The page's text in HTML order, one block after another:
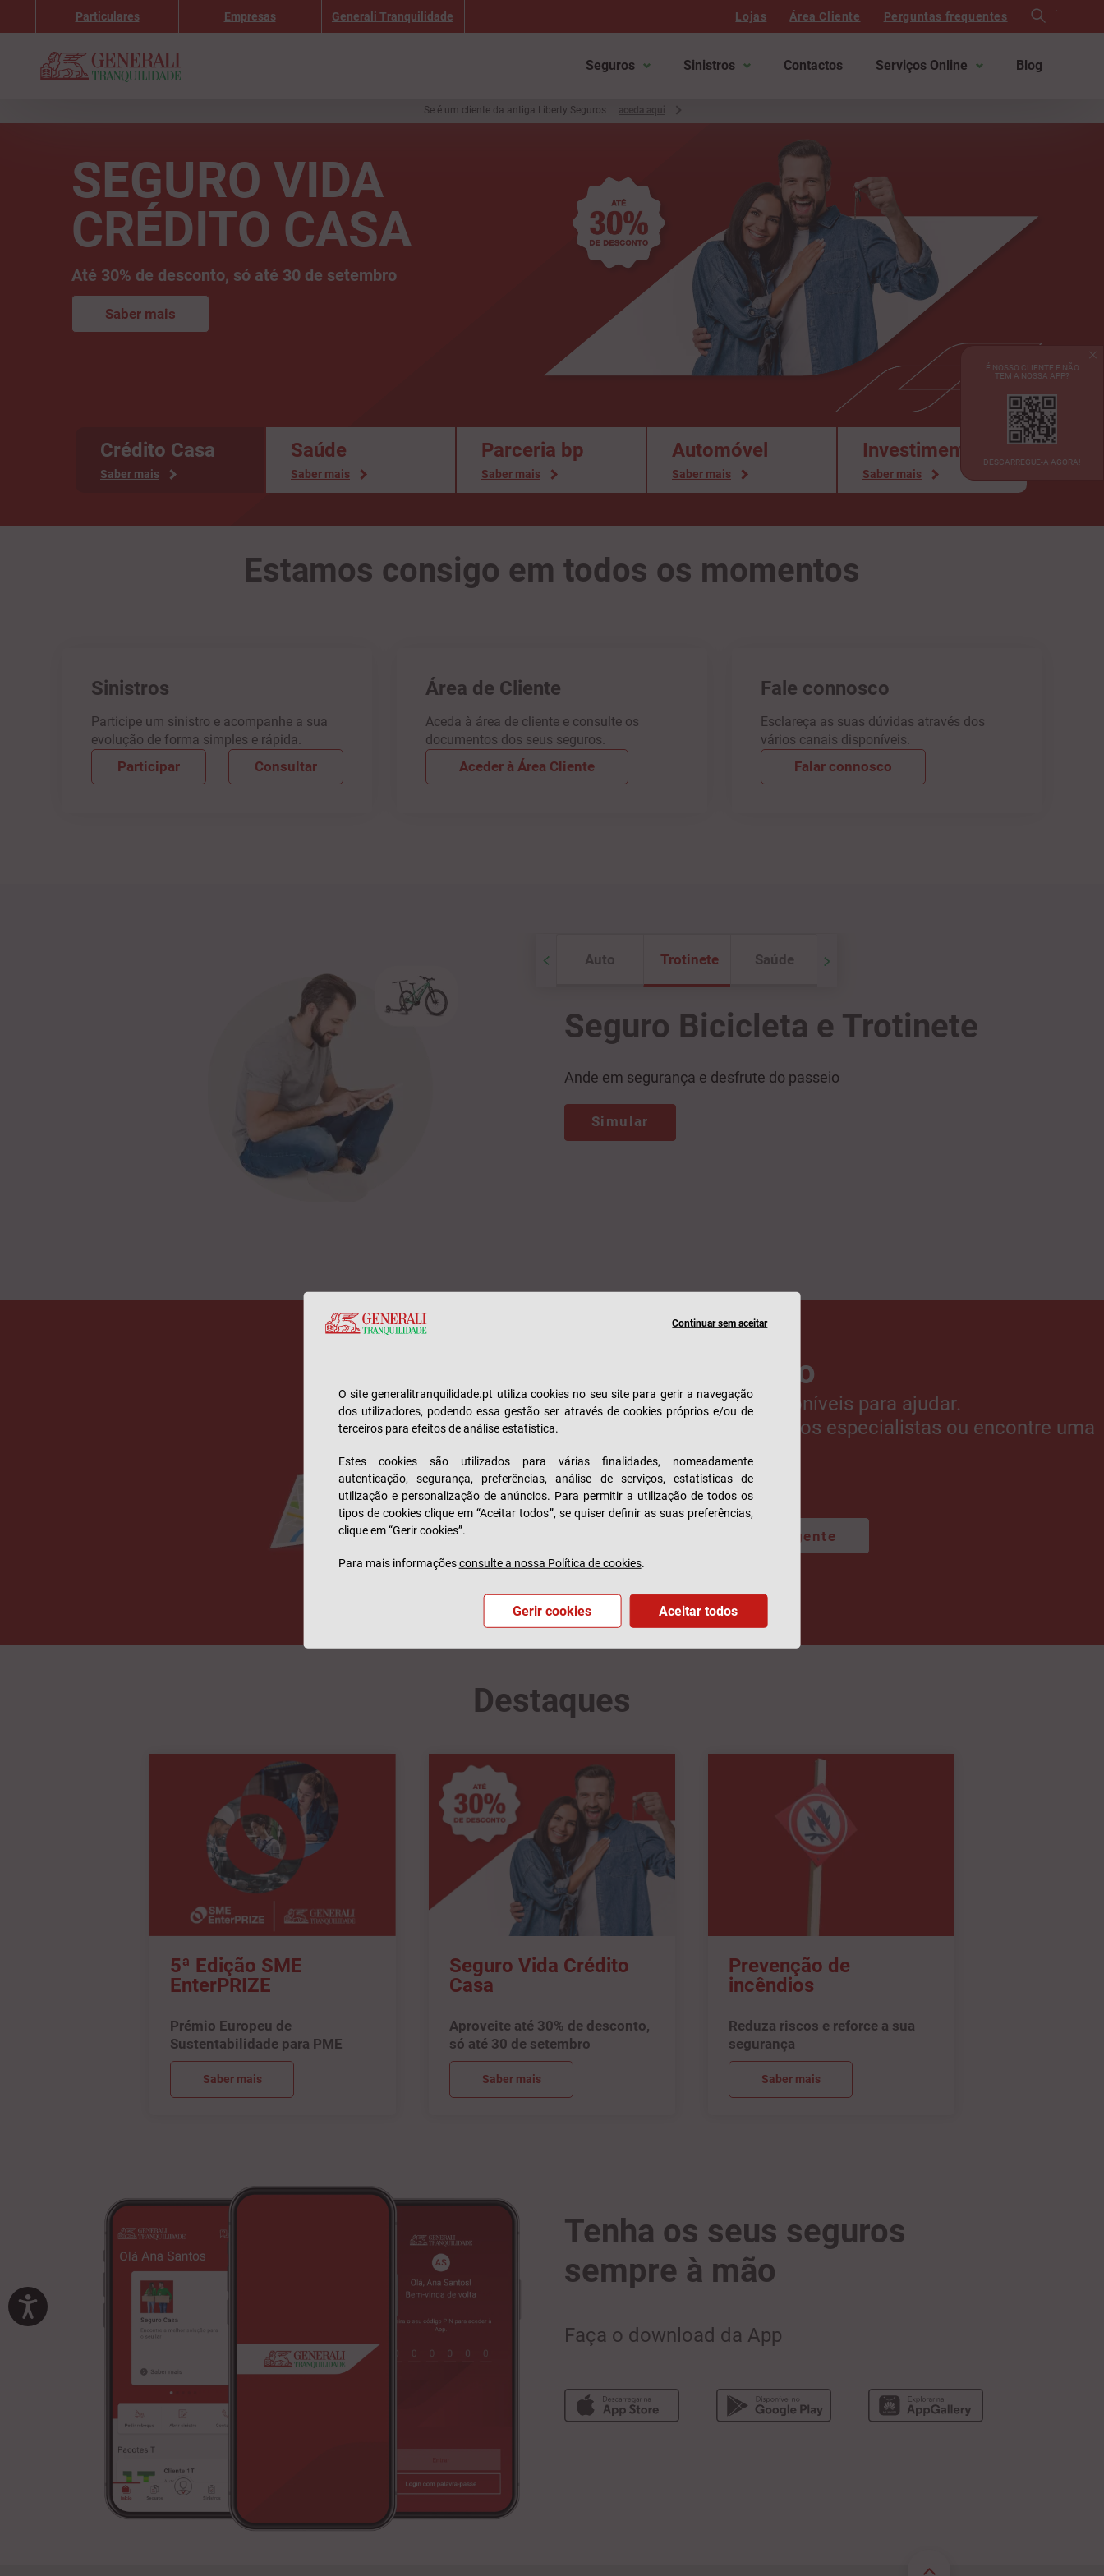
Particulares Empresas Generali Tranquilidade Lojas Área Cliente Perguntas frequentes
Seguros Sinistros Contactos Serviços Online Blog
Se é um cliente da antiga Liberty Seguros aceda aqui
SEGURO VIDA
CRÉDITO CASA
Até 30% de desconto, só até 30 de setembro
Saber mais
Crédito Casa
Saber mais
Saúde
Saber mais
Parceria bp
Saber mais
Automóvel
Saber mais
Investimento
Saber mais
É NOSSO CLIENTE E NÃO
TEM A NOSSA APP?
DESCARREGUE-A AGORA!
Estamos consigo em todos os momentos
Sinistros
Participe um sinistro e acompanhe a sua
evolução de forma simples e rápida.
Participar Consultar
Área de Cliente
Aceda à área de cliente e consulte os
documentos dos seus seguros.
Aceder à Área Cliente
Fale connosco
Esclareça as suas dúvidas através dos
vários canais disponíveis.
Falar connosco
Auto Trotinete Saúde
Seguro Bicicleta e Trotinete
Ande em segurança e desfrute do passeio
Simular
Fale connosco
Estamos sempre disponíveis para ajudar.
Fale com um dos nossos especialistas ou encontre uma
loja perto de si.
Quero falar com um agente
Pesquisar lojas
Destaques
5ª Edição SME
EnterPRIZE
Prémio Europeu de
Sustentabilidade para PME
Saber mais
Seguro Vida Crédito
Casa
Aproveite até 30% de desconto,
só até 30 de setembro
Saber mais
Prevenção de
incêndios
Reduza riscos e reforce a sua
segurança
Saber mais
Tenha os seus seguros
sempre à mão
Faça o download da App
Continuar sem aceitar
O site generalitranquilidade.pt utiliza cookies no seu site para gerir a navegação
dos utilizadores, podendo essa gestão ser através de cookies próprios e/ou de
terceiros para efeitos de análise estatística.
Estes cookies são utilizados para várias finalidades, nomeadamente
autenticação, segurança, preferências, análise de serviços, estatísticas de
utilização e personalização de anúncios. Para permitir a utilização de todos os
tipos de cookies clique em “Aceitar todos”, se quiser definir as suas preferências,
clique em “Gerir cookies”.
Para mais informaçõesconsulte a nossa Política de cookies.
Gerir cookies Aceitar todos